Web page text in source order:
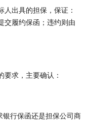
出具的担保，保证：
交履约保函；违约则由
求，主要确认：
银行保函还是担保公司商